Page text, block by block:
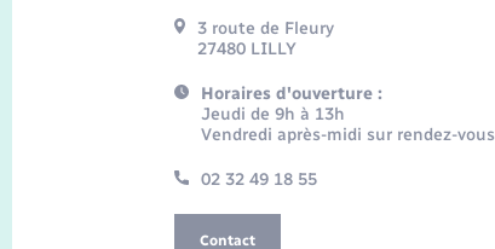
3 route de Fleury
27480 LILLY
Horaires d'ouverture :
Jeudi de 9h à 13h
Vendredi après-midi sur rendez-vous
02 32 49 18 55
Contact